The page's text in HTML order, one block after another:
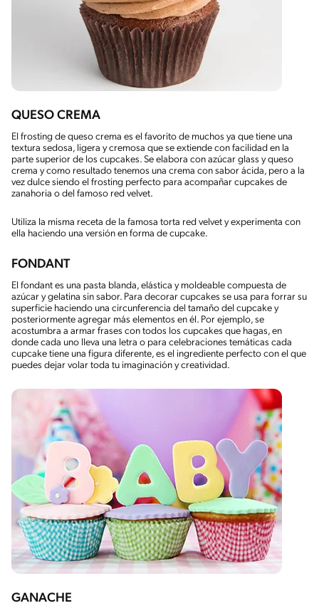
QUESO CREMA
El frosting de queso crema es el favorito de muchos ya que tiene una
textura sedosa, ligera y cremosa que se extiende con facilidad en la
parte superior de los cupcakes. Se elabora con azúcar glass y queso
crema y como resultado tenemos una crema con sabor ácida, pero a la
vez dulce siendo el frosting perfecto para acompañar cupcakes de
zanahoria o del famoso red velvet.
Utiliza la misma receta de la famosa torta red velvet y experimenta con
ella haciendo una versión en forma de cupcake.
FONDANT
El fondant es una pasta blanda, elástica y moldeable compuesta de
azúcar y gelatina sin sabor. Para decorar cupcakes se usa para forrar su
superficie haciendo una circunferencia del tamaño del cupcake y
posteriormente agregar más elementos en él. Por ejemplo, se
acostumbra a armar frases con todos los cupcakes que hagas, en
donde cada uno lleva una letra o para celebraciones temáticas cada
cupcake tiene una figura diferente, es el ingrediente perfecto con el que
puedes dejar volar toda tu imaginación y creatividad.
GANACHE